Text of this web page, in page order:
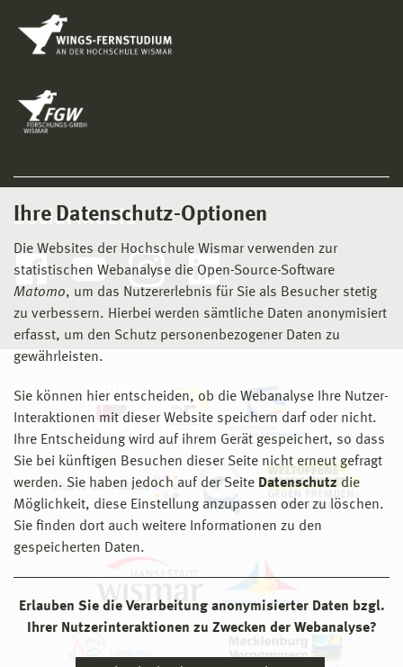
Ihre Datenschutz-Optionen
Die Websites der Hochschule Wismar verwenden zur
statistischen Webanalyse die Open-Source-Software
Matomo, um das Nutzererlebnis für Sie als Besucher stetig
zu verbessern. Hierbei werden sämtliche Daten anonymisiert
erfasst, um den Schutz personenbezogener Daten zu
gewährleisten.
Sie können hier entscheiden, ob die Webanalyse Ihre Nutzer-
Interaktionen mit dieser Website speichern darf oder nicht.
Ihre Entscheidung wird auf ihrem Gerät gespeichert, so dass
Sie bei künftigen Besuchen dieser Seite nicht erneut gefragt
werden. Sie haben jedoch auf der Seite Datenschutz die
Möglichkeit, diese Einstellung anzupassen oder zu löschen.
Sie finden dort auch weitere Informationen zu den
gespeicherten Daten.
Erlauben Sie die Verarbeitung anonymisierter Daten bzgl.
Ihrer Nutzerinteraktionen zu Zwecken der Webanalyse?
Social Media